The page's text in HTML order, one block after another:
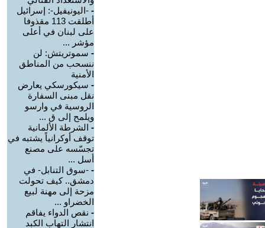
- -اليونيفيل-: إسرائيل
أطلقت 113 مقذوفا
على لبنان في أعلى
مؤشر ...
- سموتريتش: لن
ننسحب من المناطق
الأمنية
- سيكورسكي يعارض
نقل مبنى السفارة
الروسية في وارسو
ويلمح إلى ق ...
- الشرطة الألمانية
توقف أوكرانياً يشتبه في
تجسّسه على مصنع
أسل ...
- -سوق التنابل- في
دمشق.. كيف تحولت
مزحة إلى مهنة لبيع
الخضراو ...
- نقص الدواء يفاقم
انتشار التهاب الكبد